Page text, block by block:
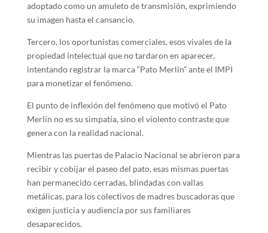
adoptado como un amuleto de transmisión, exprimiendo
su imagen hasta el cansancio.
Tercero, los oportunistas comerciales, esos vivales de la
propiedad intelectual que no tardaron en aparecer,
intentando registrar la marca “Pato Merlín” ante el IMPI
para monetizar el fenómeno.
El punto de inflexión del fenómeno que motivó el Pato
Merlín no es su simpatía, sino el violento contraste que
genera con la realidad nacional.
Mientras las puertas de Palacio Nacional se abrieron para
recibir y cobijar el paseo del pato, esas mismas puertas
han permanecido cerradas, blindadas con vallas
metálicas, para los colectivos de madres buscadoras que
exigen justicia y audiencia por sus familiares
desaparecidos.